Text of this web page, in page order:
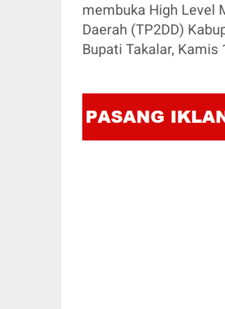
membuka High Level
Daerah (TP2DD)
Bupati Takalar, Kamis